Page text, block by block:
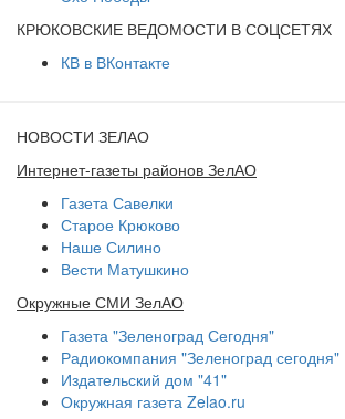
КРЮКОВСКИЕ ВЕДОМОСТИ В СОЦСЕТЯХ
КВ в ВКонтакте
НОВОСТИ ЗЕЛАО
Интернет-газеты районов ЗелАО
Газета Савелки
Старое Крюково
Наше Силино
Вести Матушкино
Окружные СМИ ЗелАО
Газета "Зеленоград Сегодня"
Радиокомпания "Зеленоград сегодня"
Издательский дом "41"
Окружная газета Zelao.ru